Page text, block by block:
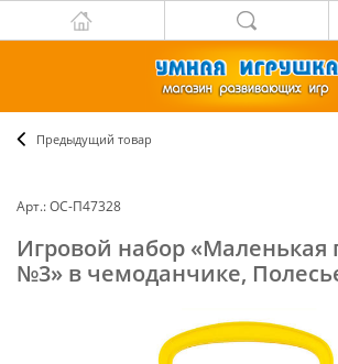
Предыдущий товар
Арт.: ОС-П47328
Игровой набор «Маленькая
№3» в чемоданчике,